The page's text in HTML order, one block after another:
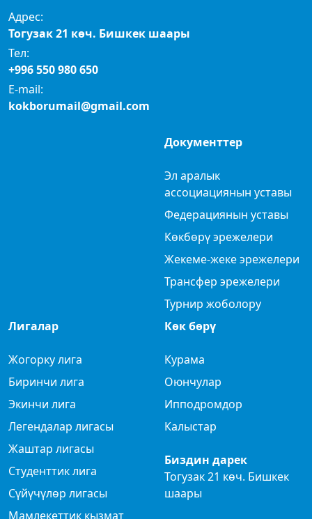
Адрес:
Тогузак 21 көч. Бишкек шаары
Тел:
+996 550 980 650
E-mail:
kokborumail@gmail.com
Документтер
Эл аралык
ассоциациянын уставы
Федерациянын уставы
Көкбөрү эрежелери
Жекеме-жеке эрежелери
Трансфер эрежелери
Турнир жоболору
Лигалар
Жогорку лига
Биринчи лига
Экинчи лига
Легендалар лигасы
Жаштар лигасы
Студенттик лига
Сүйүчүлөр лигасы
Мамлекеттик кызмат
Көк бөрү
Курама
Оюнчулар
Ипподромдор
Калыстар
Биздин дарек
Тогузак 21 көч. Бишкек
шаары